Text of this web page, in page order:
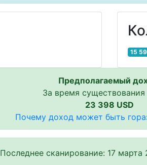
15
Предполагаемый
За время существования
23 398 USD
Почему доход может быть
Последнее сканирование: 17 марта